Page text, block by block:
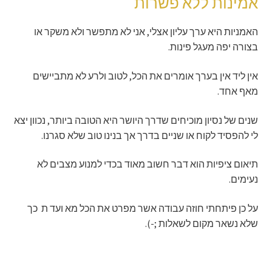
האמניות היא ערך עליון אצלי, אני לא מתפשר ולא משקר או
בצורה יפה מעגל פינות.
אין ליד אין בערך אומרים את הכל, לטוב ולרע לא מתביישים
מאף אחד.
שנים של נסיון מוכיחים שדרך היושר היא הטובה ביותר, נכוון יצא
לי להפסיד לקוח או שניים בדרך אך בנינו טוב שלא סגרנו.
תיאום ציפיות הוא דבר חשוב מאוד בכדי למנוע מצבים לא
נעימים.
על כן פיתחתי חוזה עבודה אשר מפרט את הכל מא ועד ת כך
שלא נשאר מקום לשאלות ;-).